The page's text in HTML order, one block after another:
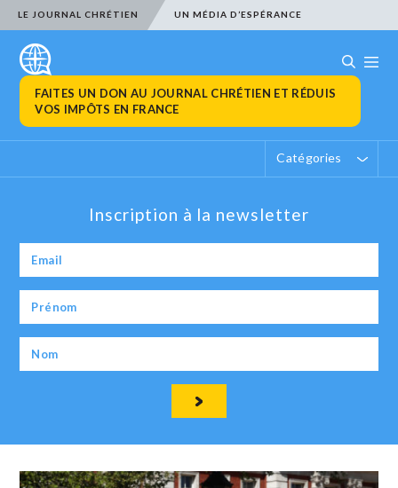
LE JOURNAL CHRÉTIEN UN MÉDIA D’ESPÉRANCE
FAITES UN DON AU JOURNAL CHRÉTIEN ET RÉDUIS
VOS IMPÔTS EN FRANCE
Catégories
Inscription à la newsletter